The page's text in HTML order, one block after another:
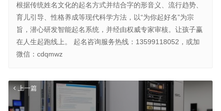
根据传统姓名文化的起名方式并结合字的形音义、流行趋势、
育儿引导、性格养成等现代科学方法，以“为你起好名”为宗
旨，潜心研发智能起名系统，并经由权威专家审核。让孩子赢
在人生起跑线上。 起名咨询服务热线：13599118052，或加
微信：cdqmwz
上一篇